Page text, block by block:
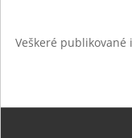
Veškeré